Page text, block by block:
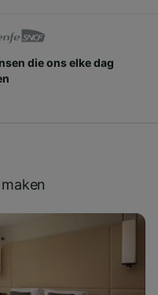
die ons elke dag